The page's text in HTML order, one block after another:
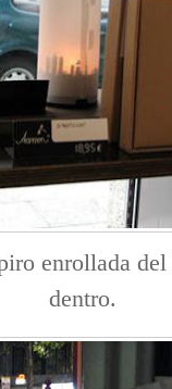
enrollada
dentro.